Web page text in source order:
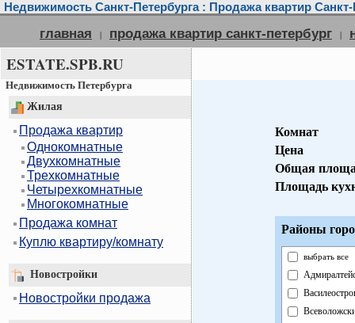
Недвижимость Санкт-Петербурга : Продажа квартир Санкт-
главная | продажа квартир санкт-петербург |
ESTATE.SPB.RU
Недвижимость Петербурга
Жилая
Продажа квартир
Однокомнатные
Двухкомнатные
Трехкомнатные
Четырехкомнатные
Многокомнатные
Продажа комнат
Куплю квартиру/комнату
Новостройки
Новостройки продажа
Комнат
Цена
Общая
Площадь
Районы
выбрать все